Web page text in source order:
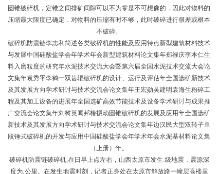
圆锥破碎机，定锥之间排矿间隙可以不为零是不可想像的，因此对物料的
压缩最大限度已确定，对物料的压缩有时不够，此时破碎进行很差或根本
不破碎。
破碎机防震链李志利简述各类破碎机的性能及应用特点新型建筑材料技术
与发展中国硅酸盐学会年学术年会新型建筑材料论文集年郑禄庆李本仁生
料入磨粒度的研究年水泥技术交流大会暨第六届全国水泥技术交流大会论
文集年袁秀平李鹤一双齿辊破碎机的设计、运行及评估年全国选矿新技术
及其发展方向学术研讨与技术交流会论文集年王宏勋吴建明袁海生粉碎工
程及其加工设备的进展年全国选矿高效节能技术及设备学术研讨与成果推
广交流会论文集年刘树英闻邦椿振动圆锥破碎机的发展及应用年全国选矿
新技术及其发展方向学术研讨与技术交流会论文集年边汉民大型双转子单
段锤式破碎机的开发与应用中国硅酸盐学会年学术年会水泥基材料论文集
（上册）年。
破碎机防震链破碎机,在日早上点左右，山西太原市发生.级地震，震源深
度为.公里。在发生地震时刻，记者正身处在太原市解放路一幢层高楼里